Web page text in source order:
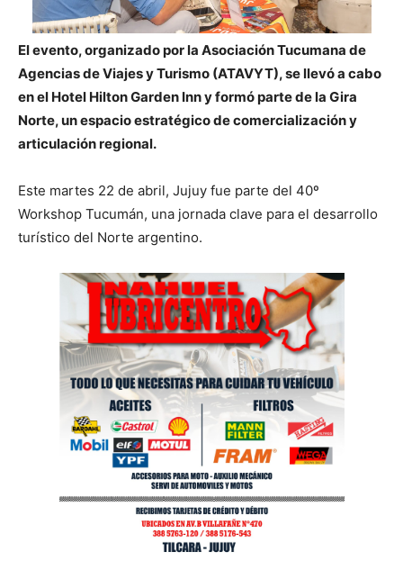
El evento, organizado por la Asociación Tucumana de
Agencias de Viajes y Turismo (ATAVYT), se llevó a cabo
en el Hotel Hilton Garden Inn y formó parte de la Gira
Norte, un espacio estratégico de comercialización y
articulación regional.
Este martes 22 de abril, Jujuy fue parte del 40º
Workshop Tucumán, una jornada clave para el desarrollo
turístico del Norte argentino.